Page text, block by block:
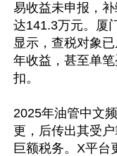
易收益未申报，
达141.3万元。厦
显示，查税对象
年收益，甚至单
扣。
2025年油管中文
更，后传出其受
巨额税务。X平台